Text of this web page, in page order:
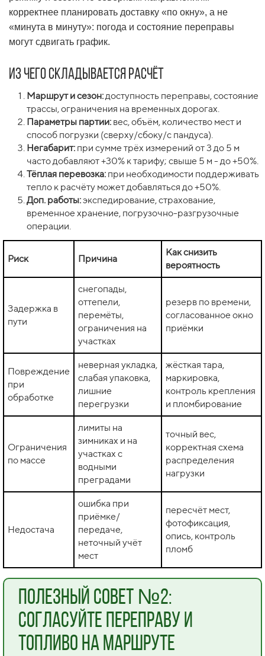
корректнее планировать доставку «по окну», а не
«минута в минуту»: погода и состояние переправы
могут сдвигать график.
Из чего складывается расчёт
Маршрут и сезон:доступность переправы, состояние
трассы, ограничения на временных дорогах.
Параметры партии: вес, объём, количество мест и
способ погрузки (сверху/сбоку/с пандуса).
Негабарит: при сумме трёх измерений от 3 до 5 м
часто добавляют +30% к тарифу; свыше 5 м - до +50%.
Тёплая перевозка: при необходимости поддерживать
тепло к расчёту может добавляться до +50%.
Доп. работы:экспедирование, страхование,
временное хранение, погрузочно-разгрузочные
операции.
Риск Причина
Как снизить
вероятность
Задержка в
пути
снегопады,
оттепели,
перемёты,
ограничения на
участках
резерв по времени,
согласованное окно
приёмки
Повреждение
при
обработке
неверная укладка,
слабая упаковка,
лишние
перегрузки
жёсткая тара,
маркировка,
контроль крепления
и пломбирование
Ограничения
по массе
лимиты на
зимниках и на
участках с
водными
преградами
точный вес,
корректная схема
распределения
нагрузки
Недостача
ошибка при
приёмке/
передаче,
неточный учёт
мест
пересчёт мест,
фотофиксация,
опись, контроль
пломб
Полезный совет №2:
согласуйте переправу и
топливо на маршруте